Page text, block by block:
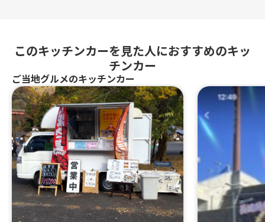
このキッチンカーを見た人におすすめのキッ
チンカー
ご当地グルメのキッチンカー